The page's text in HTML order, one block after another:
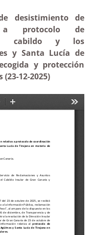
desistimiento de
a protocolo de
cabildo y los
y Santa Lucía de
y protección
12-2025)